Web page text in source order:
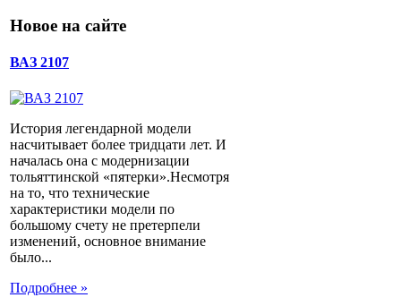
Новое на сайте
ВАЗ 2107
История легендарной модели
насчитывает более тридцати лет. И
началась она с модернизации
тольяттинской «пятерки».Несмотря
на то, что технические
характеристики модели по
большому счету не претерпели
изменений, основное внимание
было...
Подробнее »